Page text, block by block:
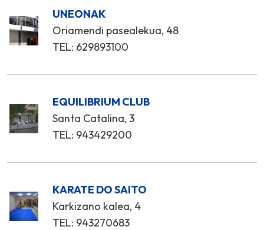
UNEONAK
Oriamendi pasealekua, 48
TEL: 629893100
EQUILIBRIUM CLUB
Santa Catalina, 3
TEL: 943429200
KARATE DO SAITO
Karkizano kalea, 4
TEL: 943270683